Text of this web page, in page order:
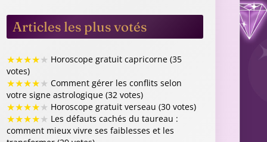
Articles les plus votés
★★★★★ Horoscope gratuit capricorne (35
votes)
★★★★★ Comment gérer les conflits selon
votre signe astrologique (32 votes)
★★★★★ Horoscope gratuit verseau (30 votes)
★★★★★ Les défauts cachés du taureau :
comment mieux vivre ses faiblesses et les